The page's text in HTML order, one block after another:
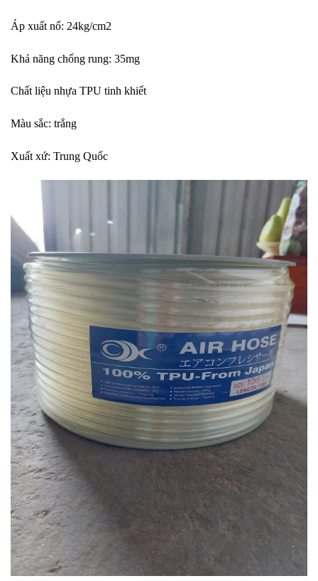
Áp xuất nổ: 24kg/cm2
Khả năng chống rung: 35mg
Chất liệu nhựa TPU tinh khiết
Màu sắc: trắng
Xuất xứ: Trung Quốc